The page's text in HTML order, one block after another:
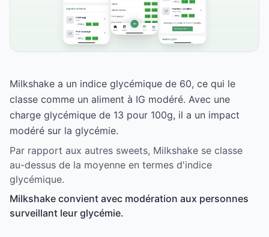
Milkshake a un indice glycémique de 60, ce qui le
classe comme un aliment à IG modéré. Avec une
charge glycémique de 13 pour 100g, il a un impact
modéré sur la glycémie.
Par rapport aux autres sweets, Milkshake se classe
au-dessus de la moyenne en termes d'indice
glycémique.
Milkshake convient avec modération aux personnes
surveillant leur glycémie.